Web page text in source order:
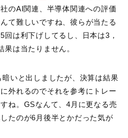
のAI関連、半導体関連への評価
て難しいですね、彼らが当たる
回は利下げしてるし、日本は3，
は当たりません。
いと出しましたが、決算は結果
外れるのでそれを参考にトレー
ね。GSなんて、4月に更なる売
たのが6月後半とかだった気が